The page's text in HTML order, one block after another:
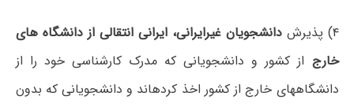
۴) پذیرش
دانشجویان غیرایرانی، ایرانی انتقالی از دانشگاه های
خارج از کشور و دانشجویانی که مدرک کارشناسی خود را از
دانشگاههای خارج از کشور اخذ کردهاند و دانشجویانی که بدون